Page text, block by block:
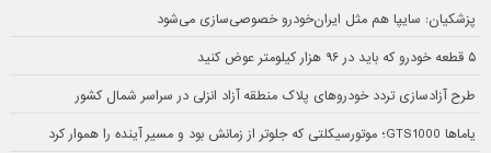
پزشکیان: سایپا هم مثل ایران‌خودرو خصوصی‌سازی می‌شود
۵ قطعه خودرو که باید در ۹۶ هزار کیلومتر عوض کنید
طرح آزادسازی تردد خودروهای پلاک منطقه آزاد انزلی در سراسر شمال کشور
یاماها GTS1000؛ موتورسیکلتی که جلوتر از زمانش بود و مسیر آینده را هموار کرد